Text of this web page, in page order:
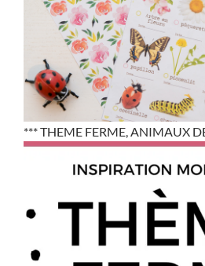
*** THEME FERME, ANIMAUX